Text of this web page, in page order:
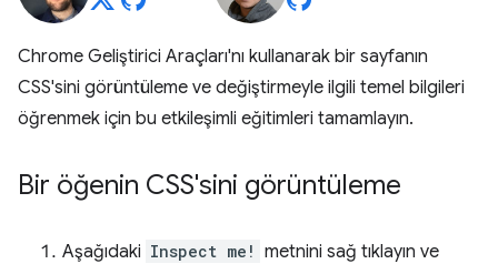
Chrome Geliştirici Araçları'nı kullanarak bir sayfanın
CSS'sini görüntüleme ve değiştirmeyle ilgili temel bilgileri
öğrenmek için bu etkileşimli eğitimleri tamamlayın.
Bir öğenin CSS'sini görüntüleme
Aşağıdaki Inspect me! metnini sağ tıklayın ve